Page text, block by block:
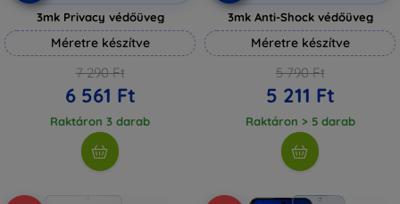
3mk Privacy védőüveg
Méretre készítve
7 290 Ft
6 561 Ft
Raktáron 3 darab
3mk Anti-Shock védőüveg
Méretre készítve
5 790 Ft
5 211 Ft
Raktáron > 5 darab